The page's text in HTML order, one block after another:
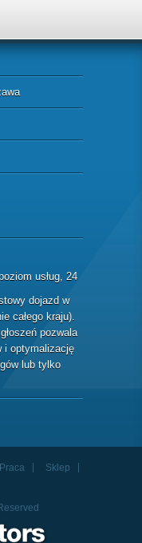
usług, 24
dojazd w
całego kraju).
pozwala
i optymalizację
lub tylko
Praca
Sklep